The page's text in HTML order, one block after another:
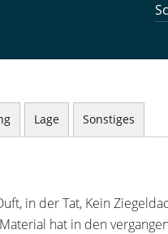
Lage Sonstiges
in der Tat, Kein
hat in den